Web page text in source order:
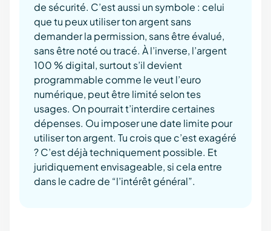
de sécurité. C’est aussi un symbole : celui
que tu peux utiliser ton argent sans
demander la permission, sans être évalué,
sans être noté ou tracé. À l’inverse, l’argent
100 % digital, surtout s’il devient
programmable comme le veut l’euro
numérique, peut être limité selon tes
usages. On pourrait t’interdire certaines
dépenses. Ou imposer une date limite pour
utiliser ton argent. Tu crois que c’est exagéré
? C’est déjà techniquement possible. Et
juridiquement envisageable, si cela entre
dans le cadre de “l’intérêt général”.